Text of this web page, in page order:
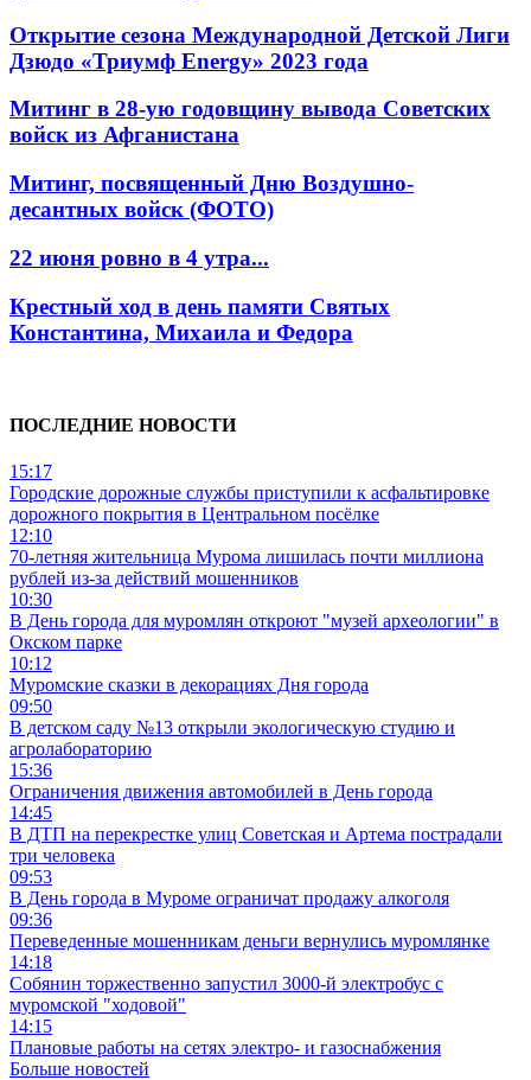
Открытие сезона Международной Детской Лиги
Дзюдо «Триумф Energy» 2023 года
Митинг в 28-ую годовщину вывода Советских
войск из Афганистана
Митинг, посвященный Дню Воздушно-
десантных войск (ФОТО)
22 июня ровно в 4 утра...
Крестный ход в день памяти Святых
Константина, Михаила и Федора
ПОСЛЕДНИЕ НОВОСТИ
15:17
Городские дорожные службы приступили к асфальтировке
дорожного покрытия в Центральном посёлке
12:10
70-летняя жительница Мурома лишилась почти миллиона
рублей из-за действий мошенников
10:30
В День города для муромлян откроют "музей археологии" в
Окском парке
10:12
Муромские сказки в декорациях Дня города
09:50
В детском саду №13 открыли экологическую студию и
агролабораторию
15:36
Ограничения движения автомобилей в День города
14:45
В ДТП на перекрестке улиц Советская и Артема пострадали
три человека
09:53
В День города в Муроме ограничат продажу алкоголя
09:36
Переведенные мошенникам деньги вернулись муромлянке
14:18
Собянин торжественно запустил 3000-й электробус с
муромской "ходовой"
14:15
Плановые работы на сетях электро- и газоснабжения
Больше новостей